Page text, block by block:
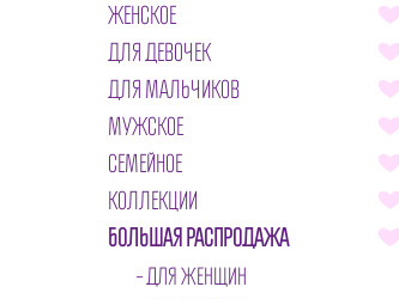
ЖЕНСКОЕ
ДЛЯ ДЕВОЧЕК
ДЛЯ МАЛЬЧИКОВ
МУЖСКОЕ
СЕМЕЙНОЕ
КОЛЛЕКЦИИ
БОЛЬШАЯ РАСПРОДАЖА
ДЛЯ ЖЕНЩИН